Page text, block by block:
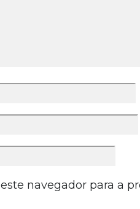
navegador para a